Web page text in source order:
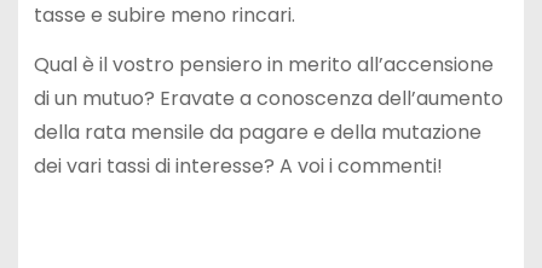
tasse e subire meno rincari.
Qual è il vostro pensiero in merito all’accensione
di un mutuo? Eravate a conoscenza dell’aumento
della rata mensile da pagare e della mutazione
dei vari tassi di interesse? A voi i commenti!